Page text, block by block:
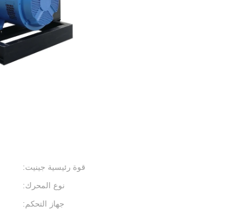
قوة رئيسية جينيت:
نوع المحرك:
جهاز التحكم: